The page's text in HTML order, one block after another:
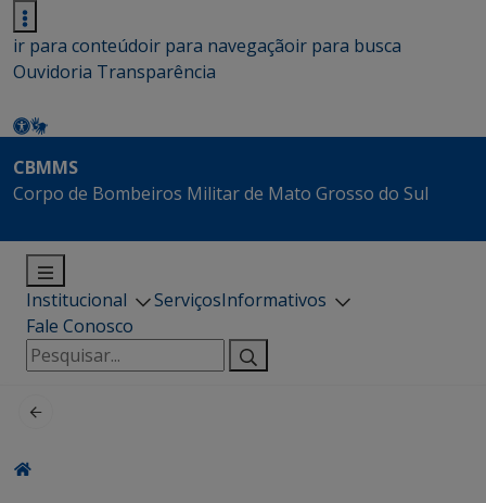
ir para conteúdoir para navegaçãoir para busca
Ouvidoria Transparência
CBMMS
Corpo de Bombeiros Militar de Mato Grosso do Sul
Institucional ServiçosInformativos
Fale Conosco
Pesquisar
por: